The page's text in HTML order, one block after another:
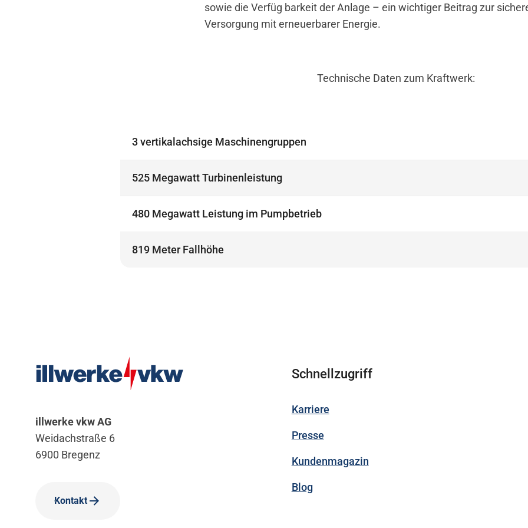
sowie die Verfüg barkeit der Anlage – ein wichtiger Beitrag zur
Versorgung mit erneuerbarer Energie.
Technische Daten zum Kraftwerk:
3 vertikalachsige Maschinengruppen
525 Megawatt Turbinenleistung
480 Megawatt Leistung im Pumpbetrieb
819 Meter Fallhöhe
illwerke vkw AG
Weidachstraße 6
6900 Bregenz
Kontakt
Schnellzugriff
Karriere
Presse
Kundenmagazin
Blog